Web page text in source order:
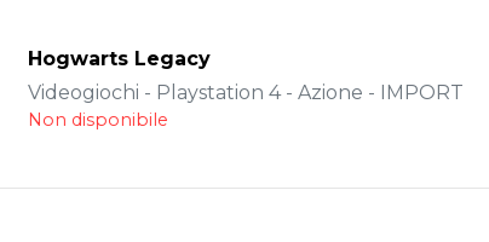
Hogwarts Legacy
Videogiochi - Playstation 4 - Azione - IMPORT
Non disponibile